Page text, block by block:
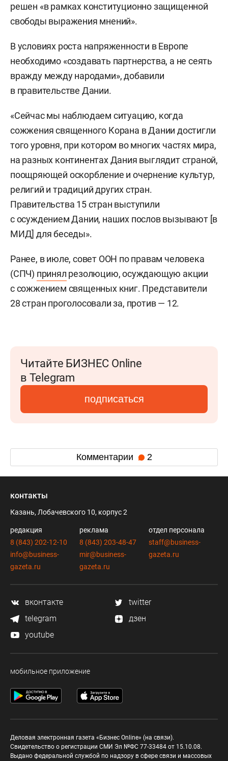
решен «в рамках конституционно защищенной
свободы выражения мнений».
В условиях роста напряженности в Европе
необходимо «создавать партнерства, а не сеять
вражду между народами», добавили
в правительстве Дании.
«Сейчас мы наблюдаем ситуацию, когда
сожжения священного Корана в Дании достигли
того уровня, при котором во многих частях мира,
на разных континентах Дания выглядит страной,
поощряющей оскорбление и очернение культур,
религий и традиций других стран.
Правительства 15 стран выступили
с осуждением Дании, наших послов вызывают [в
МИД] для беседы».
Ранее, в июле, совет ООН по правам человека
(СПЧ) принял резолюцию, осуждающую акции
с сожжением священных книг. Представители
28 стран проголосовали за, против — 12.
Читайте БИЗНЕС Online
в Telegram
подписаться
Комментарии 2
контакты
Казань, Лобачевского 10, корпус 2
редакция
8 (843) 202-12-10
info@business-
gazeta.ru
реклама
8 (843) 203-48-47
mir@business-
gazeta.ru
отдел персонала
staff@business-
gazeta.ru
вконтакте
twitter
telegram
дзен
youtube
мобильное приложение
Деловая электронная газета «Бизнес Online» (на связи).
Свидетельство о регистрации СМИ Эл №ФС 77-33484 от 15.10.08.
Выдано федеральной службой по надзору в сфере связи и массовых